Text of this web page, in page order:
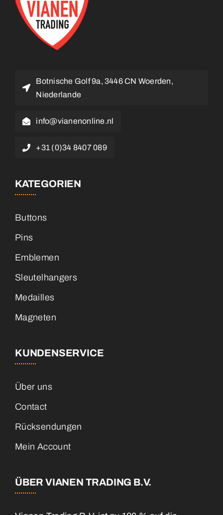
Botnische Golf 9a, 3446 CN Woerden,
Niederlande
info@vianenonline.nl
+31 (0)34 8407 089
KATEGORIEN
Buttons
Pins
Emblemen
Sleutelhangers
Medailles
Magneten
KUNDENSERVICE
Über uns
Contact
Rücksendungen
Mein Account
ÜBER VIANEN TRADING B.V.